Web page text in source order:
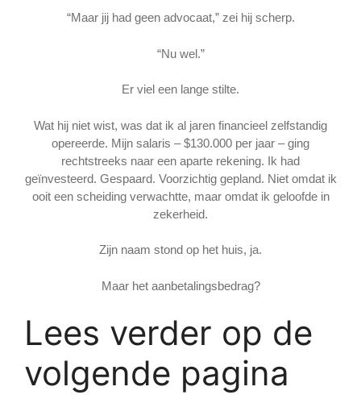
“Maar jij had geen advocaat,” zei hij scherp.
“Nu wel.”
Er viel een lange stilte.
Wat hij niet wist, was dat ik al jaren financieel zelfstandig
opereerde. Mijn salaris – $130.000 per jaar – ging
rechtstreeks naar een aparte rekening. Ik had
geïnvesteerd. Gespaard. Voorzichtig gepland. Niet omdat ik
ooit een scheiding verwachtte, maar omdat ik geloofde in
zekerheid.
Zijn naam stond op het huis, ja.
Maar het aanbetalingsbedrag?
Lees verder op de
volgende pagina